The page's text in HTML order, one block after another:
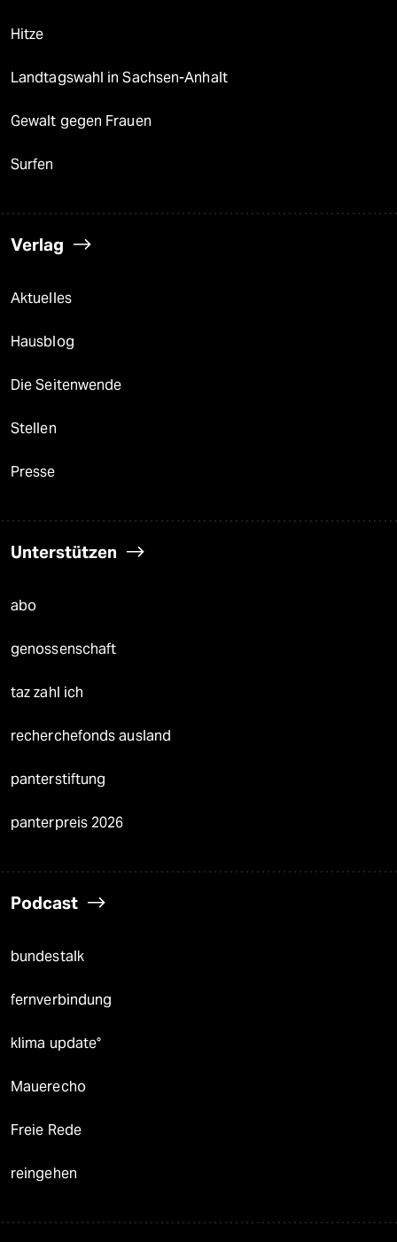
Hitze
Landtagswahl in Sachsen-Anhalt
Gewalt gegen Frauen
Surfen
Verlag
Aktuelles
Hausblog
Die Seitenwende
Stellen
Presse
Unterstützen
abo
genossenschaft
taz zahl ich
recherchefonds ausland
panterstiftung
panterpreis 2026
Podcast
bundestalk
fernverbindung
klima update°
Mauerecho
Freie Rede
reingehen